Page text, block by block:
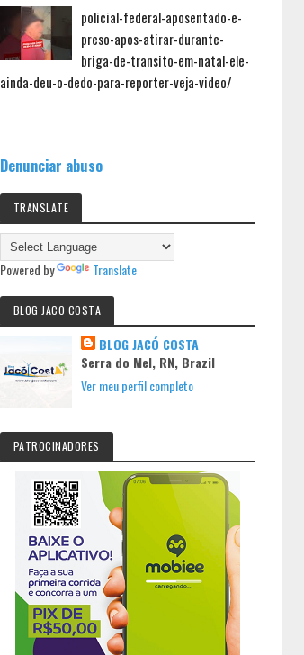
policial-federal-aposentado-e-
preso-apos-atirar-durante-
briga-de-transito-em-natal-ele-
ainda-deu-o-dedo-para-reporter-veja-video/
Denunciar abuso
TRANSLATE
Powered by Translate
BLOG JACO COSTA
BLOG JACÓ COSTA
Serra do Mel, RN, Brazil
Ver meu perfil completo
PATROCINADORES